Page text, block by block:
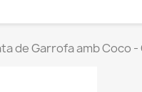
de Garrofa amb Coco